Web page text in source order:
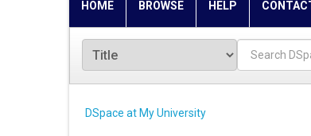
HOME BROWSE HELP
DSpace at My University